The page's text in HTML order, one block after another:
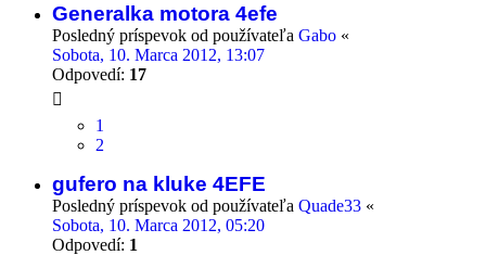
Generalka motora 4efe
Posledný príspevok od používateľa Gabo «
Sobota, 10. Marca 2012, 13:07
Odpovedí: 17
1
2
gufero na kluke 4EFE
Posledný príspevok od používateľa Quade33 «
Sobota, 10. Marca 2012, 05:20
Odpovedí: 1